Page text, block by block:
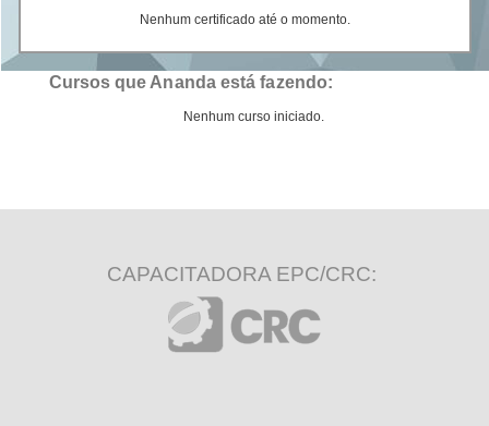
Nenhum certificado até o momento.
Cursos que Ananda está fazendo:
Nenhum curso iniciado.
CAPACITADORA EPC/CRC: